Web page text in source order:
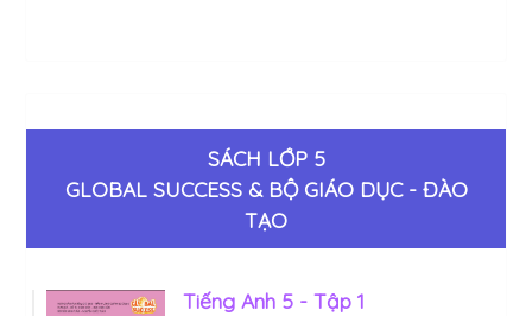
SÁCH LỚP 5
GLOBAL SUCCESS & BỘ GIÁO DỤC - ĐÀO
TẠO
Tiếng Anh 5 - Tập 1